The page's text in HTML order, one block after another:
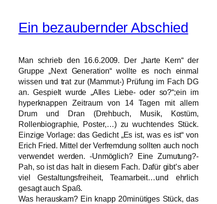
Ein bezaubernder Abschied
Man schrieb den 16.6.2009. Der „harte Kern“ der
Gruppe „Next Generation“ wollte es noch einmal
wissen und trat zur (Mammut-) Prüfung im Fach DG
an. Gespielt wurde „Alles Liebe- oder so?“;ein im
hyperknappen Zeitraum von 14 Tagen mit allem
Drum und Dran (Drehbuch, Musik, Kostüm,
Rollenbiographie, Poster,…) zu wuchtendes Stück.
Einzige Vorlage: das Gedicht „Es ist, was es ist“ von
Erich Fried. Mittel der Verfremdung sollten auch noch
verwendet werden. -Unmöglich? Eine Zumutung?-
Pah, so ist das halt in diesem Fach. Dafür gibt’s aber
viel Gestaltungsfreiheit, Teamarbeit…und ehrlich
gesagt auch Spaß.
Was herauskam? Ein knapp 20minütiges Stück, das